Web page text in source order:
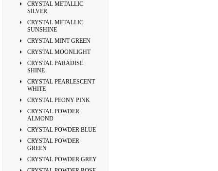
CRYSTAL METALLIC
SILVER
CRYSTAL METALLIC
SUNSHINE
CRYSTAL MINT GREEN
CRYSTAL MOONLIGHT
CRYSTAL PARADISE
SHINE
CRYSTAL PEARLESCENT
WHITE
CRYSTAL PEONY PINK
CRYSTAL POWDER
ALMOND
CRYSTAL POWDER BLUE
CRYSTAL POWDER
GREEN
CRYSTAL POWDER GREY